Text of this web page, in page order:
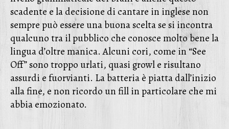
scadente e la decisione di cantare in inglese non
sempre può essere una buona scelta se si incontra
qualcuno tra il pubblico che conosce molto bene la
lingua d’oltre manica. Alcuni cori, come in “See
Off” sono troppo urlati, quasi growl e risultano
assurdi e fuorvianti. La batteria è piatta dall’inizio
alla fine, e non ricordo un fill in particolare che mi
abbia emozionato.